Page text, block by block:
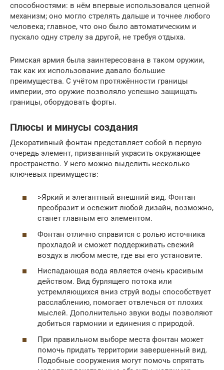
способностями: в нём впервые использовался цепной
механизм; оно могло стрелять дальше и точнее любого
человека; главное, что оно было автоматическим и
пускало одну стрелу за другой, не требуя отдыха.
Римская армия была заинтересована в таком оружии,
так как их использование давало большие
преимущества. С учётом протяжённости границы
империи, это оружие позволяло успешно защищать
границы, оборудовать форты.
Плюсы и минусы создания
Декоративный фонтан представляет собой в первую
очередь элемент, призванный украсить окружающее
пространство. У него можно выделить несколько
ключевых преимуществ:
>Яркий и элегантный внешний вид. Фонтан
преобразит и освежит любой дизайн, возможно,
станет главным его элементом.
Фонтан отлично справится с ролью источника
прохладой и сможет поддерживать свежий
воздух в любом месте, где вы его установите.
Ниспадающая вода является очень красивым
действом. Вид бурлящего потока или
устремляющихся вниз струй воды способствует
расслаблению, помогает отвлечься от плохих
мыслей. Дополнительно звуки воды позволяют
добиться гармонии и единения с природой.
При правильном выборе места фонтан может
помочь придать территории завершенный вид.
Подобные сооружения могут помочь спрятать